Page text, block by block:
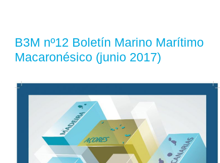
B3M nº12 Boletín Marino Marítimo
Macaronésico (junio 2017)